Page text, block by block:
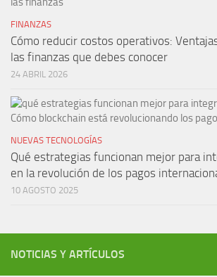
FINANZAS
Cómo reducir costos operativos:
las finanzas que debes conocer
24 ABRIL 2026
NUEVAS TECNOLOGÍAS
Qué estrategias funcionan mejor para
en la revolución de los pagos
10 AGOSTO 2025
NOTICIAS Y ARTÍCULOS